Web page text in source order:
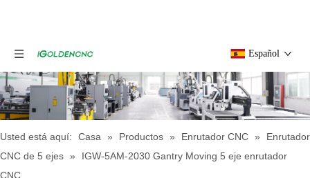
Usted está aquí: Casa » Productos » Enrutador CNC » Enrutador